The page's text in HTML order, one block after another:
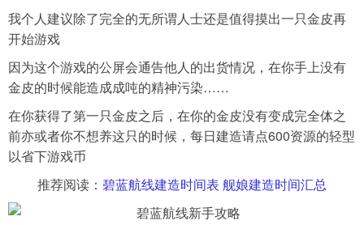
我个人建议除了完全的无所谓人士还是值得摸出一只金皮再
开始游戏
因为这个游戏的公屏会通告他人的出货情况，在你手上没有
金皮的时候能造成成吨的精神污染……
在你获得了第一只金皮之后，在你的金皮没有变成完全体之
前亦或者你不想养这只的时候，每日建造请点600资源的轻型
以省下游戏币
推荐阅读： 碧蓝航线建造时间表 舰娘建造时间汇总